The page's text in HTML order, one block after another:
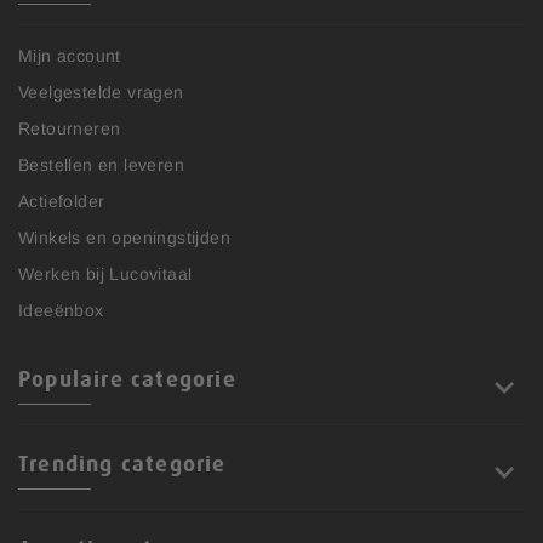
Mijn account
Veelgestelde vragen
Retourneren
Bestellen en leveren
Actiefolder
Winkels en openingstijden
Werken bij Lucovitaal
Ideeënbox
Populaire categorie
Trending categorie